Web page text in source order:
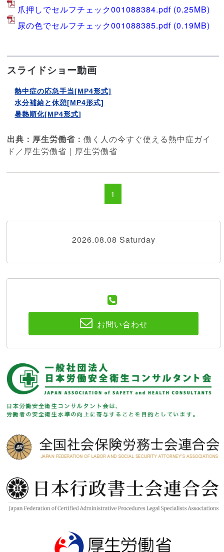
爪押しでセルフチェック001088384.pdf (0.25MB)
尿の色でセルフチェック001088385.pdf (0.19MB)
スライドショー動画
熱中症の応急手当[MP4形式]
水分補給と休憩[MP4形式]
暑熱順化[MP4形式]
出典：厚生労働省：働く人の今すぐ使える熱中症ガイ
ド／厚生労働省｜厚生労働省
1
2026.08.08 Saturday
お問い合わせ